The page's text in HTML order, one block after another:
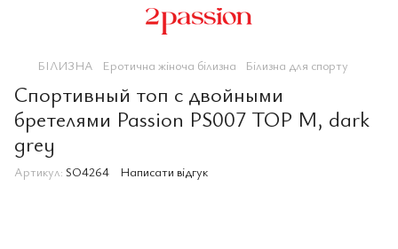
БІЛИЗНА Еротична жіноча білизна Білизна для спорту
Спортивный топ с двойными
бретелями Passion PS007 TOP M, dark
grey
Артикул: SO4264 Написати відгук